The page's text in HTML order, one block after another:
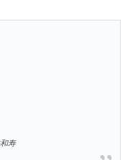
寿